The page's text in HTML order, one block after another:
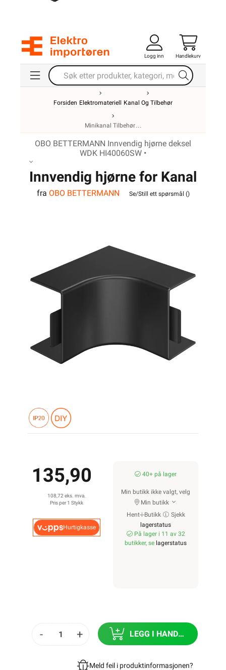
Logg inn Handlekurv
Forsiden Elektromateriell Kanal Og Tilbehør
Minikanal Tilbehør
OBO BETTERMANN Innvendig hjørne deksel
WDK HI40060SW •
Innvendig hjørne for Kanal
WDK40060SW Sort
fra OBO BETTERMANN Se/Still ett spørsmål ()
135,90
108,72 eks. mva.
Pris per 1 Stykk
Hurtigkasse
40+ på lager
Min butikk ikke valgt, velg
Min butikk
Hent-i-Butikk
Sjekk
lagerstatus
På lager i 11 av 32
butikker, se lagerstatus
- + LEGG I HANDLEKURV
Meld feil i produktinformasjonen?